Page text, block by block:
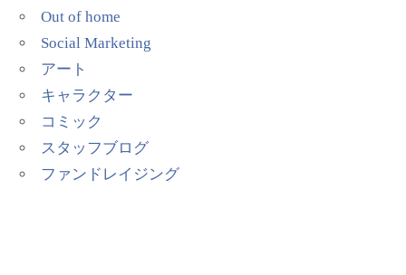
Out of home
Social Marketing
アート
キャラクター
コミック
スタッフブログ
ファンドレイジング